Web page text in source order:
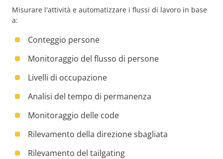
Misurare l'attività e automatizzare i flussi di lavoro in base
a:
Conteggio persone
Monitoraggio del flusso di persone
Livelli di occupazione
Analisi del tempo di permanenza
Monitoraggio delle code
Rilevamento della direzione sbagliata
Rilevamento del tailgating